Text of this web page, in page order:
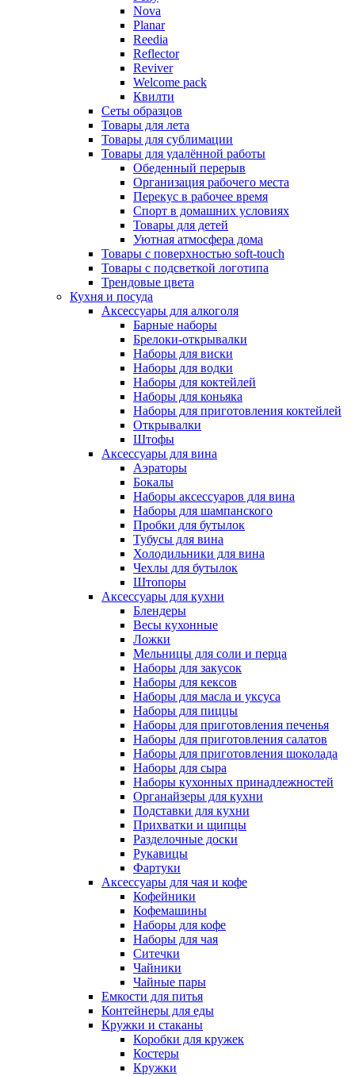
Nova
Planar
Reedia
Reflector
Reviver
Welcome pack
Квилти
Сеты образцов
Товары для лета
Товары для сублимации
Товары для удалённой работы
Обеденный перерыв
Организация рабочего места
Перекус в рабочее время
Спорт в домашних условиях
Товары для детей
Уютная атмосфера дома
Товары с поверхностью soft-touch
Товары с подсветкой логотипа
Трендовые цвета
Кухня и посуда
Аксессуары для алкоголя
Барные наборы
Брелоки-открывалки
Наборы для виски
Наборы для водки
Наборы для коктейлей
Наборы для коньяка
Наборы для приготовления коктейлей
Открывалки
Штофы
Аксессуары для вина
Аэраторы
Бокалы
Наборы аксессуаров для вина
Наборы для шампанского
Пробки для бутылок
Тубусы для вина
Холодильники для вина
Чехлы для бутылок
Штопоры
Аксессуары для кухни
Блендеры
Весы кухонные
Ложки
Мельницы для соли и перца
Наборы для закусок
Наборы для кексов
Наборы для масла и уксуса
Наборы для пиццы
Наборы для приготовления печенья
Наборы для приготовления салатов
Наборы для приготовления шоколада
Наборы для сыра
Наборы кухонных принадлежностей
Органайзеры для кухни
Подставки для кухни
Прихватки и щипцы
Разделочные доски
Рукавицы
Фартуки
Аксессуары для чая и кофе
Кофейники
Кофемашины
Наборы для кофе
Наборы для чая
Ситечки
Чайники
Чайные пары
Емкости для питья
Контейнеры для еды
Кружки и стаканы
Коробки для кружек
Костеры
Кружки